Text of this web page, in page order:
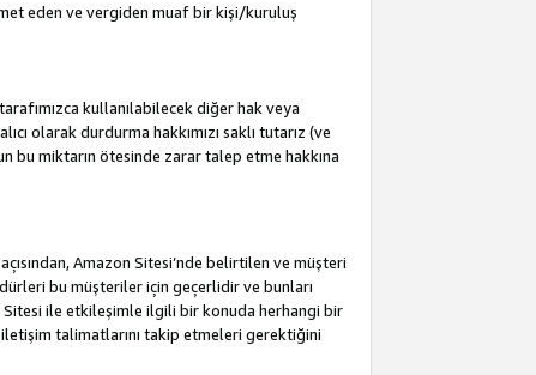
eden ve vergiden muaf bir kişi/kuruluş
kullanılabilecek diğer hak veya
olarak durdurma hakkımızı saklı tutarız (ve
bu miktarın ötesinde zarar talep etme hakkına
Amazon Sitesi’nde belirtilen ve müşteri
bu müşteriler için geçerlidir ve bunları
ile etkileşimle ilgili bir konuda herhangi bir
talimatlarını takip etmeleri gerektiğini